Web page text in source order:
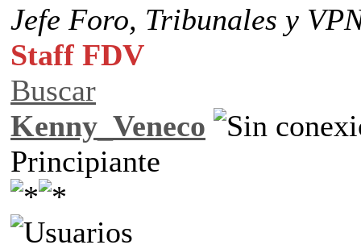
Jefe Foro, Tribunales y
Staff FDV
Buscar
Kenny_Veneco
Principiante